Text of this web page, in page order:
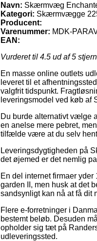
Navn: Skærmvæg
Kategori: Skærmvægge
Producent:
Varenummer: MDK-
EAN:
Vurderet til 4.5 ud af 5
En masse online outlets
leveret til et
valgfrit tidspunkt.
leveringsmodel ved køb
Du burde alternativt vælge
en anelse mere pebret,
tilfælde være at du selv
Leveringsdygtigheden på
det øjemed er det nemlig
En del internet firmaer
garden II, men husk at det
sandsynligt kan nå at få dit
Flere e-forretninger i
bestemt beløb. Desuden
opholder sig tæt på
udleveringssted.